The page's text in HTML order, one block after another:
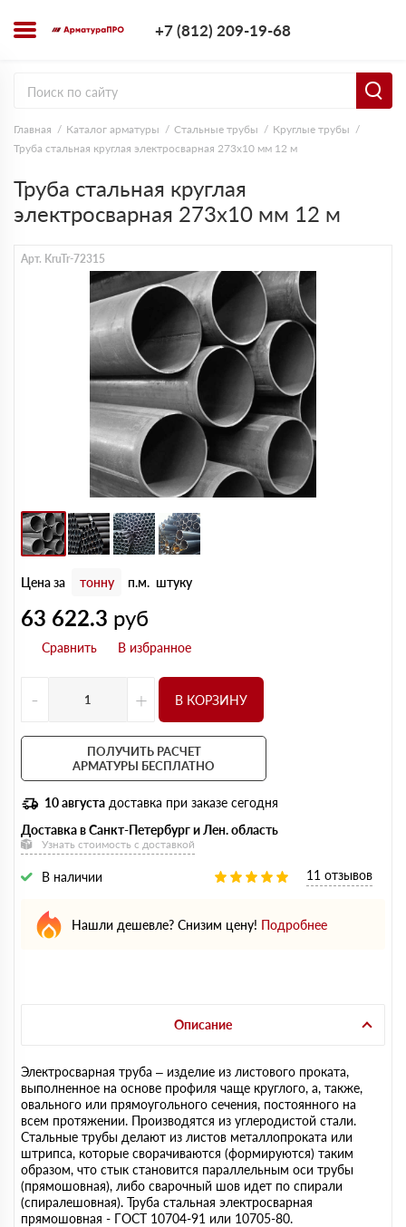
+7 (812) 209-19-68
Главная Каталог арматуры Стальные трубы
Круглые трубы
Труба стальная круглая электросварная 273х10 мм 12 м
Труба стальная круглая
электросварная 273х10 мм 12 м
Арт. KruTr-72315
Цена за тонну п.м. штуку
63 622.3 руб
- + В КОРЗИНУ
ПОЛУЧИТЬ РАСЧЕТ
АРМАТУРЫ БЕСПЛАТНО
10 августа доставка при заказе сегодня
Доставка в Санкт-Петербург и Лен. область
Узнать стоимость с доставкой
В наличии 11 отзывов
Нашли дешевле? Снизим цену! Подробнее
Описание
Электросварная труба – изделие из листового проката,
выполненное на основе профиля чаще круглого, а, также,
овального или прямоугольного сечения, постоянного на
всем протяжении. Производятся из углеродистой стали.
Стальные трубы делают из листов металлопроката или
штрипса, которые сворачиваются (формируются) таким
образом, что стык становится параллельным оси трубы
(прямошовная), либо сварочный шов идет по спирали
(спиралешовная). Труба стальная электросварная
прямошовная - ГОСТ 10704-91 или 10705-80.